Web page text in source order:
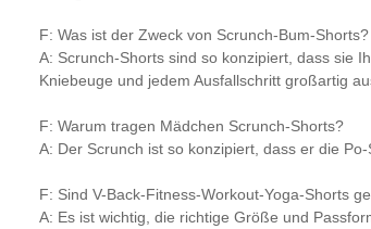
F: Was ist der Zweck von Scrunch-Bum-Shorts?
A: Scrunch-Shorts sind so konzipiert, dass sie
Kniebeuge und jedem Ausfallschritt großartig
F: Warum tragen Mädchen Scrunch-Shorts?
A: Der Scrunch ist so konzipiert, dass er die
F: Sind V-Back-Fitness-Workout-Yoga-Shorts
A: Es ist wichtig, die richtige Größe und